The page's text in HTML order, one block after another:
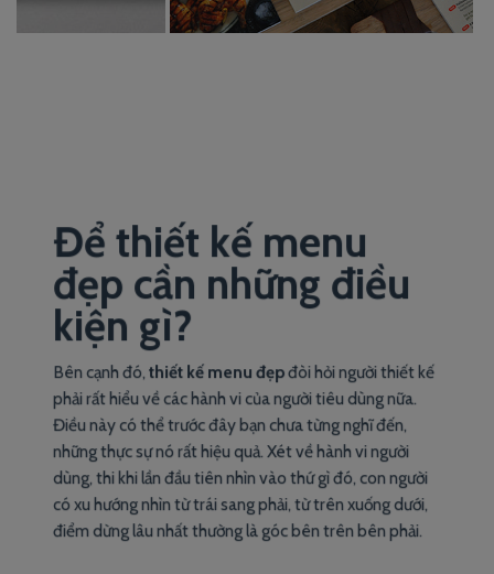
Để thiết kế menu
đẹp cần những điều
kiện gì?
Bên cạnh đó,thiết kế menu đẹpđòi hỏi người thiết kế
phải rất hiểu về các hành vi của người tiêu dùng nữa.
Điều này có thể trước đây bạn chưa từng nghĩ đến,
những thực sự nó rất hiệu quả. Xét về hành vi người
dùng, thi khi lần đầu tiên nhìn vào thứ gì đó, con người
có xu hướng nhìn từ trái sang phải, từ trên xuống dưới,
điểm dừng lâu nhất thường là góc bên trên bên phải.